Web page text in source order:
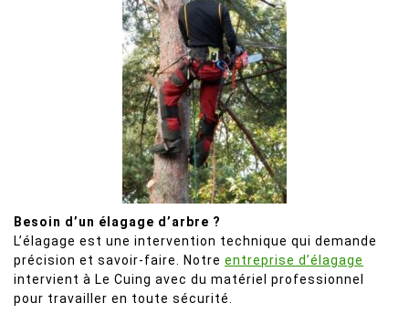
Besoin d’un élagage d’arbre ?
L’élagage est une intervention technique qui demande
précision et savoir-faire. Notre entreprise d’élagage
intervient à Le Cuing avec du matériel professionnel
pour travailler en toute sécurité.